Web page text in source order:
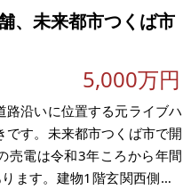
、未来都市つくば市
5,000万円
沿いに位置する元ライブハ
す。未来都市つくば市で開
ます。建物1階玄関西側、2